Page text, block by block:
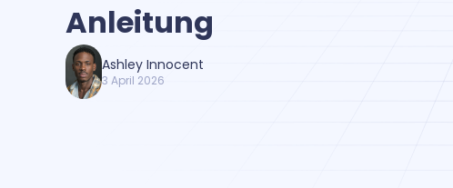
Anleitung
Ashley Innocent
3 April 2026